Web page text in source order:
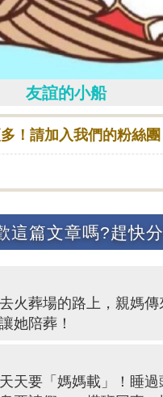
友誼的小船
！請加入我們的粉絲團
火葬場的路上，親媽傳
她陪葬！
天要「媽媽載」！睡過